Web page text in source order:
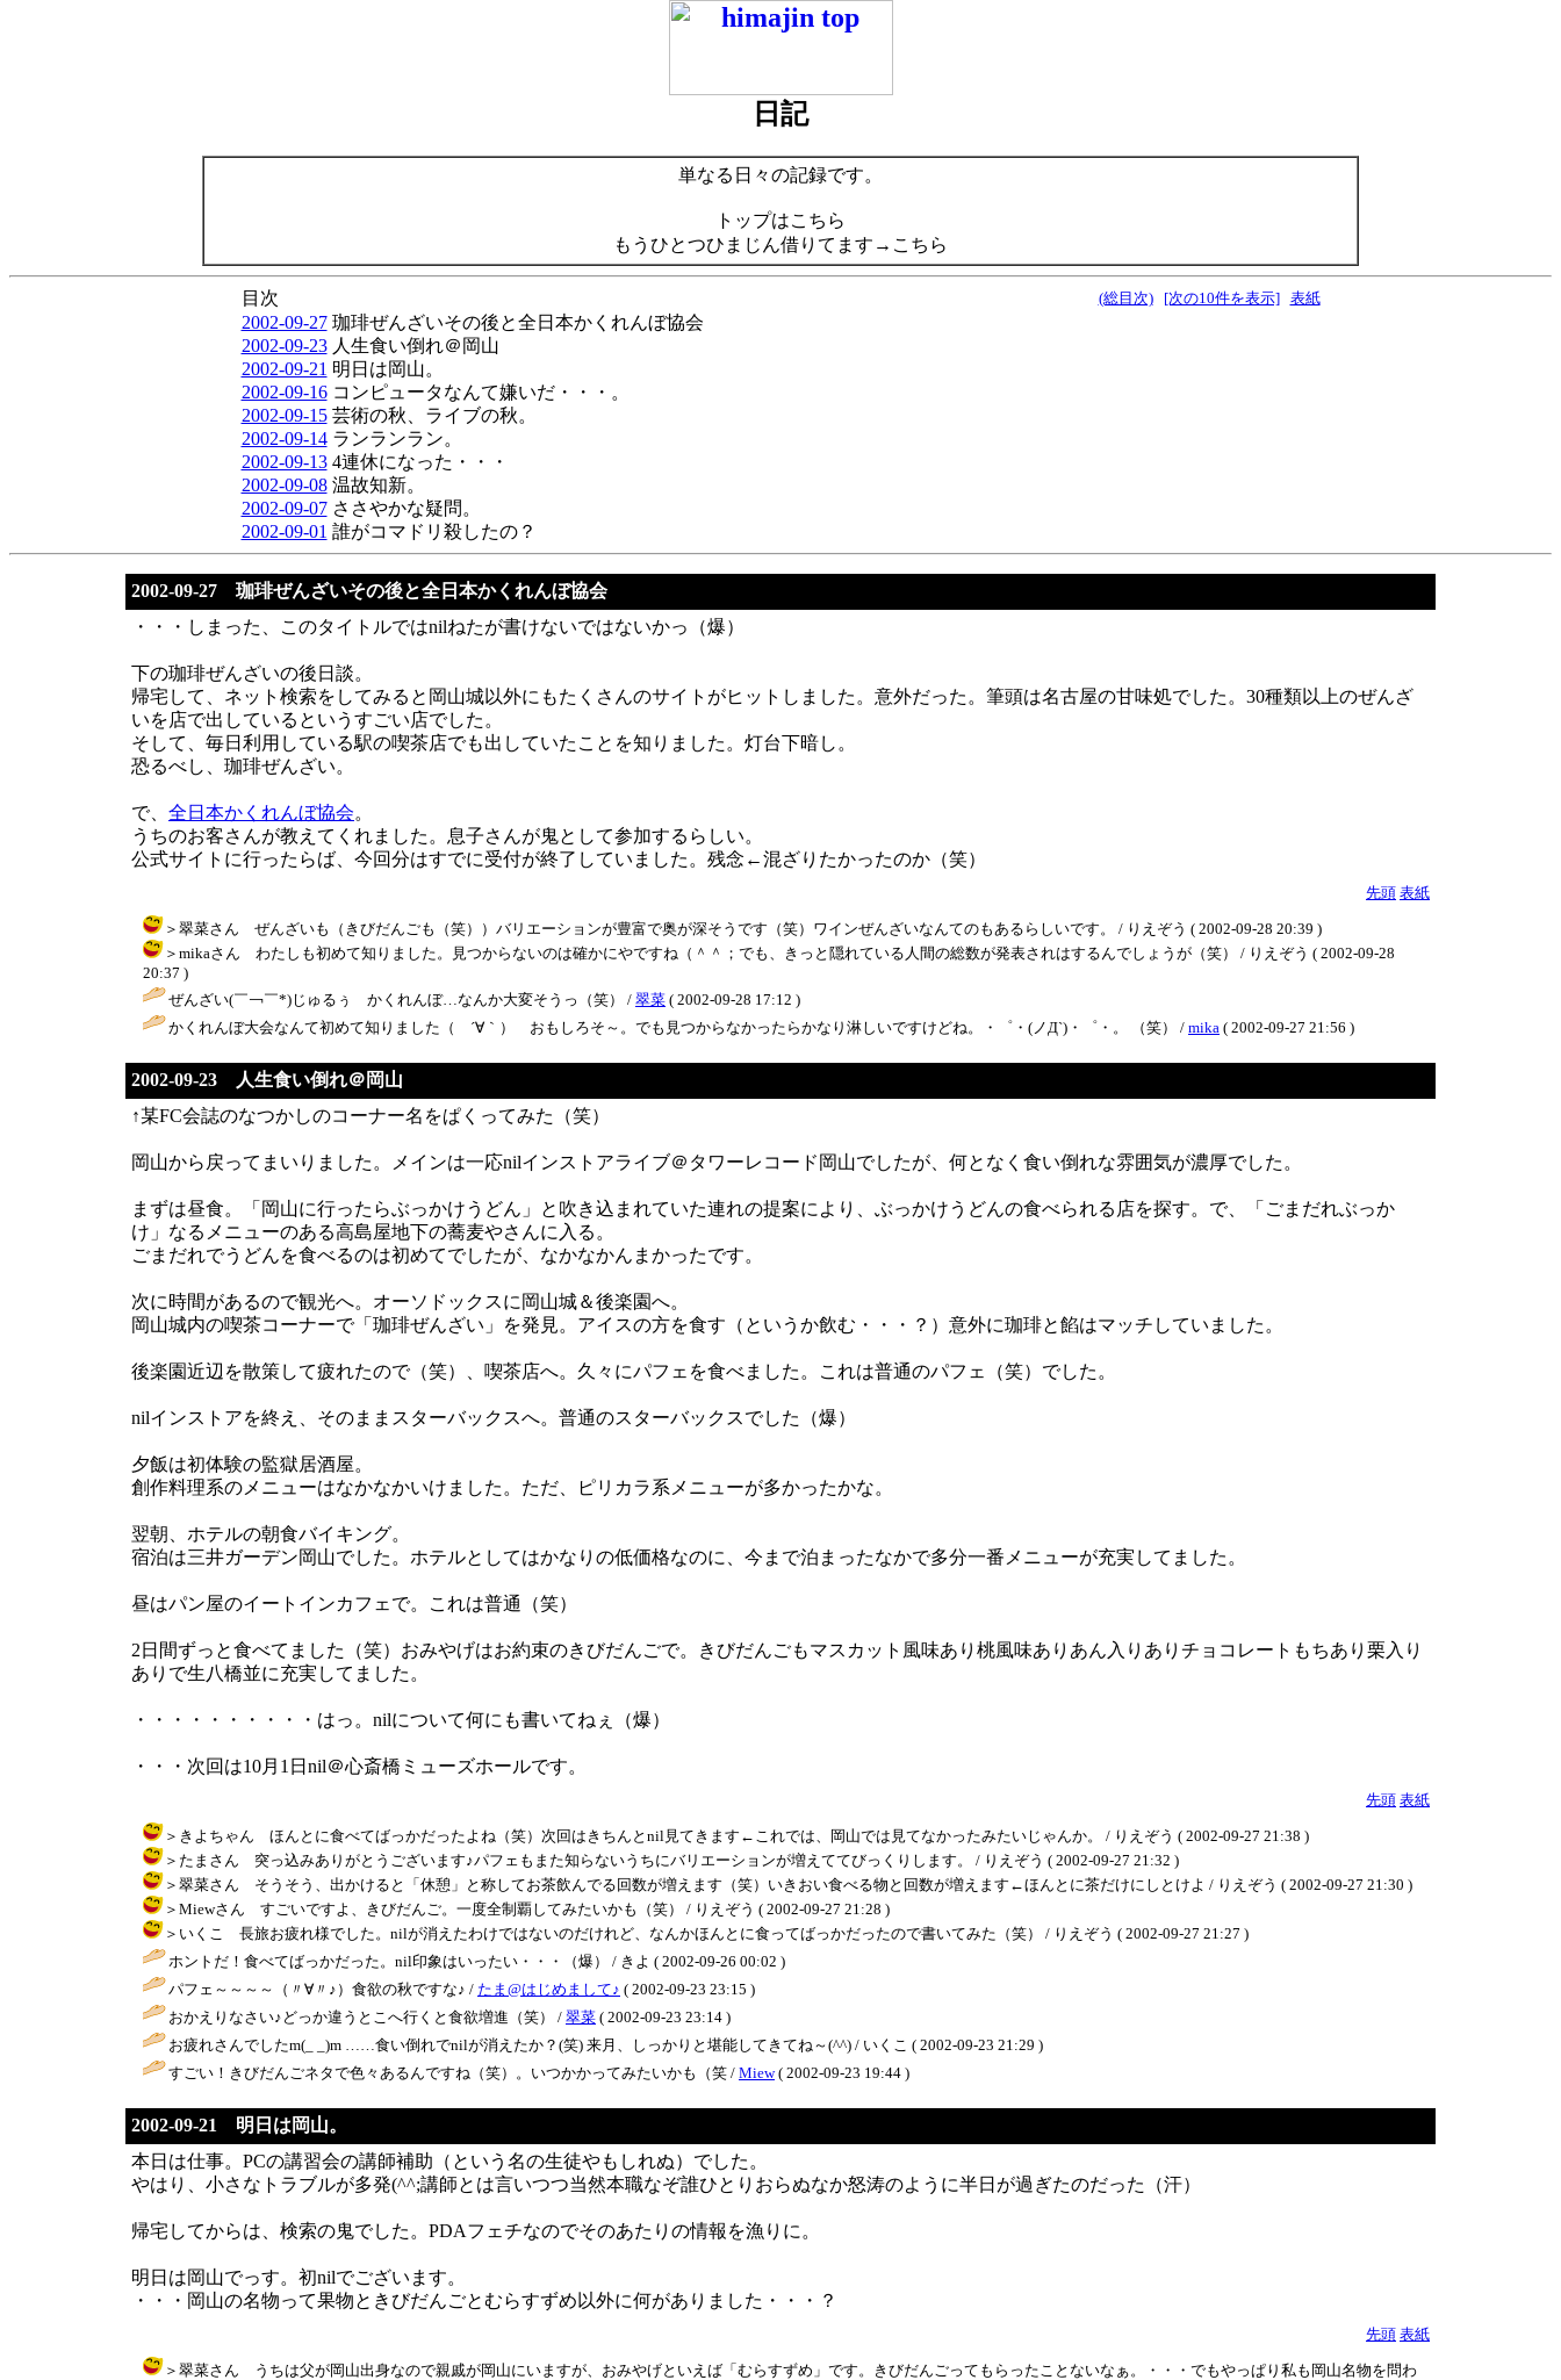
日記
単なる日々の記録です。
トップはこちら
もうひとつひまじん借りてます→こちら
目次 (総目次) [次の10件を表示] 表紙
2002-09-27珈琲ぜんざいその後と全日本かくれんぼ協会
2002-09-23人生食い倒れ＠岡山
2002-09-21 明日は岡山。
2002-09-16コンピュータなんて嫌いだ・・・。
2002-09-15芸術の秋、ライブの秋。
2002-09-14ランランラン。
2002-09-134連休になった・・・
2002-09-08温故知新。
2002-09-07ささやかな疑問。
2002-09-01 誰がコマドリ殺したの？
2002-09-27 珈琲ぜんざいその後と全日本かくれんぼ協会
・・・しまった、このタイトルではnilねたが書けないではないかっ（爆）
下の珈琲ぜんざいの後日談。
帰宅して、ネット検索をしてみると岡山城以外にもたくさんのサイトがヒットしました。意外だった。筆頭は名古屋の甘味処でした。30種類以上のぜんざ
いを店で出しているというすごい店でした。
そして、毎日利用している駅の喫茶店でも出していたことを知りました。灯台下暗し。
恐るべし、珈琲ぜんざい。
で、 全日本かくれんぼ協会。
うちのお客さんが教えてくれました。息子さんが鬼として参加するらしい。
公式サイトに行ったらば、今回分はすでに受付が終了していました。残念←混ざりたかったのか（笑）
先頭 表紙
＞翠菜さん ぜんざいも（きびだんごも（笑））バリエーションが豊富で奥が深そうです（笑）ワインぜんざいなんてのもあるらしいです。 / りえぞう ( 2002-09-28 20:39 )
＞mikaさん わたしも初めて知りました。見つからないのは確かにやですね（＾＾；でも、きっと隠れている人間の総数が発表されはするんでしょうが（笑） / りえぞう ( 2002-09-28
20:37 )
ぜんざい(￣￢￣*)じゅるぅ かくれんぼ…なんか大変そうっ（笑） / 翠菜 ( 2002-09-28 17:12 )
かくれんぼ大会なんて初めて知りました（ ´∀｀） おもしろそ～。でも見つからなかったらかなり淋しいですけどね。・゜・(ノД`)・゜・。 （笑） / mika ( 2002-09-27 21:56 )
2002-09-23 人生食い倒れ＠岡山
↑某FC会誌のなつかしのコーナー名をぱくってみた（笑）
岡山から戻ってまいりました。メインは一応nilインストアライブ＠タワーレコード岡山でしたが、何となく食い倒れな雰囲気が濃厚でした。
まずは昼食。「岡山に行ったらぶっかけうどん」と吹き込まれていた連れの提案により、ぶっかけうどんの食べられる店を探す。で、「ごまだれぶっか
け」なるメニューのある高島屋地下の蕎麦やさんに入る。
ごまだれでうどんを食べるのは初めてでしたが、なかなかんまかったです。
次に時間があるので観光へ。オーソドックスに岡山城＆後楽園へ。
岡山城内の喫茶コーナーで「珈琲ぜんざい」を発見。アイスの方を食す（というか飲む・・・？）意外に珈琲と餡はマッチしていました。
後楽園近辺を散策して疲れたので（笑）、喫茶店へ。久々にパフェを食べました。これは普通のパフェ（笑）でした。
nilインストアを終え、そのままスターバックスへ。普通のスターバックスでした（爆）
夕飯は初体験の監獄居酒屋。
創作料理系のメニューはなかなかいけました。ただ、ピリカラ系メニューが多かったかな。
翌朝、ホテルの朝食バイキング。
宿泊は三井ガーデン岡山でした。ホテルとしてはかなりの低価格なのに、今まで泊まったなかで多分一番メニューが充実してました。
昼はパン屋のイートインカフェで。これは普通（笑）
2日間ずっと食べてました（笑）おみやげはお約束のきびだんごで。きびだんごもマスカット風味あり桃風味ありあん入りありチョコレートもちあり栗入り
ありで生八橋並に充実してました。
・・・・・・・・・・はっ。nilについて何にも書いてねぇ（爆）
・・・次回は10月1日nil＠心斎橋ミューズホールです。
先頭 表紙
＞きよちゃん ほんとに食べてばっかだったよね（笑）次回はきちんとnil見てきます←これでは、岡山では見てなかったみたいじゃんか。 / りえぞう ( 2002-09-27 21:38 )
＞たまさん 突っ込みありがとうございます♪パフェもまた知らないうちにバリエーションが増えててびっくりします。 / りえぞう ( 2002-09-27 21:32 )
＞翠菜さん そうそう、出かけると「休憩」と称してお茶飲んでる回数が増えます（笑）いきおい食べる物と回数が増えます←ほんとに茶だけにしとけよ / りえぞう ( 2002-09-27 21:30 )
＞Miewさん すごいですよ、きびだんご。一度全制覇してみたいかも（笑） / りえぞう ( 2002-09-27 21:28 )
＞いくこ 長旅お疲れ様でした。nilが消えたわけではないのだけれど、なんかほんとに食ってばっかだったので書いてみた（笑） / りえぞう ( 2002-09-27 21:27 )
ホントだ！食べてばっかだった。nil印象はいったい・・・（爆） / きよ ( 2002-09-26 00:02 )
パフェ～～～～（〃∀〃♪）食欲の秋ですな♪ / たま@はじめまして♪ ( 2002-09-23 23:15 )
おかえりなさい♪どっか違うとこへ行くと食欲増進（笑） / 翠菜 ( 2002-09-23 23:14 )
お疲れさんでしたm(_ _)m ……食い倒れでnilが消えたか？(笑) 来月、しっかりと堪能してきてね～(^^) / いくこ ( 2002-09-23 21:29 )
すごい！きびだんごネタで色々あるんですね（笑）。いつかかってみたいかも（笑 / Miew( 2002-09-23 19:44 )
2002-09-21 明日は岡山。
本日は仕事。PCの講習会の講師補助（という名の生徒やもしれぬ）でした。
やはり、小さなトラブルが多発(^^;講師とは言いつつ当然本職なぞ誰ひとりおらぬなか怒涛のように半日が過ぎたのだった（汗）
帰宅してからは、検索の鬼でした。PDAフェチなのでそのあたりの情報を漁りに。
明日は岡山でっす。初nilでございます。
・・・岡山の名物って果物ときびだんごとむらすずめ以外に何がありました・・・？
先頭 表紙
＞翠菜さん うちは父が岡山出身なので親戚が岡山にいますが、おみやげといえば「むらすずめ」です。きびだんごってもらったことないなぁ。・・・でもやっぱり私も岡山名物を問わ